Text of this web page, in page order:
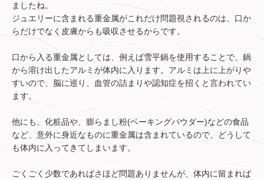
ましたね。
ジュエリーに含まれる重金属がこれだけ問題視されるのは、口か
らだけでなく皮膚からも吸収させるからです。
口から入る重金属としては、例えば雪平鍋を使用することで、鍋
から溶け出したアルミが体内に入ります。アルミは上に上がりや
すいので、脳に巡り、血管の詰まりや認知症を招くと言われてい
ます。
他にも、化粧品や、膨らまし粉(ベーキングパウダー)などの食品
など、意外に身近なものに重金属は含まれているので、どうして
も体内に入ってきてしまいます。
ごくごく少数であればさほど問題ありませんが、体内に留まれば